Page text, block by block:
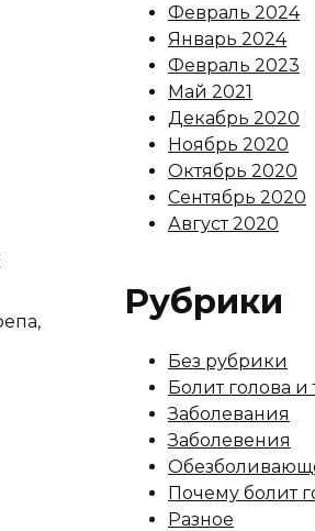
Февраль 2024
Январь 2024
Февраль 2023
Май 2021
Декабрь 2020
Ноябрь 2020
Октябрь 2020
Сентябрь 2020
Август 2020
Рубрики
Без рубрики
Болит голова и
Заболевания
Заболевения
Почему болит
Разное